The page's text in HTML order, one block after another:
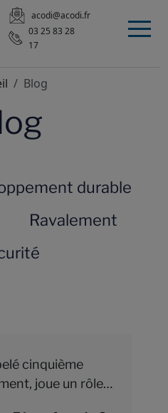
acodi@acodi.fr
03 25 83 28
17
Blog
durable
Ravalement
cinquième
joue un rôle